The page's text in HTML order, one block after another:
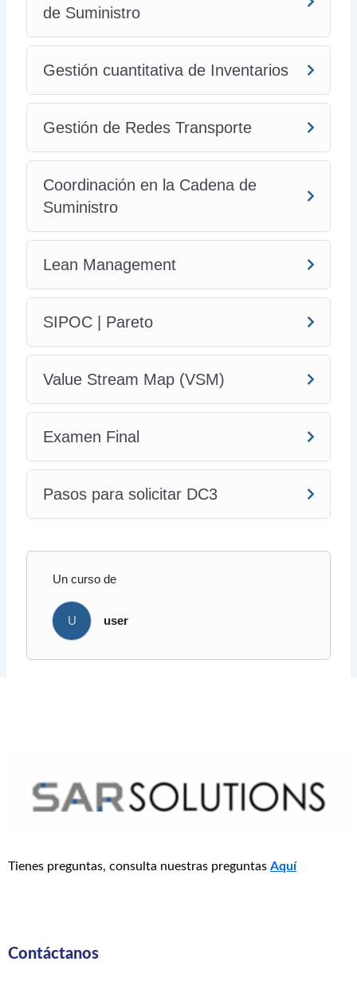
de Suministro
Gestión cuantitativa de Inventarios
Gestión de Redes Transporte
Coordinación en la Cadena de
Suministro
Lean Management
SIPOC | Pareto
Value Stream Map (VSM)
Examen Final
Pasos para solicitar DC3
Un curso de
U user
Tienes preguntas, consulta nuestras preguntas Aquí
Contáctanos